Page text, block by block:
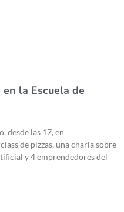
la Escuela de
desde las 17, en
de pizzas, una charla sobre
y 4 emprendedores del